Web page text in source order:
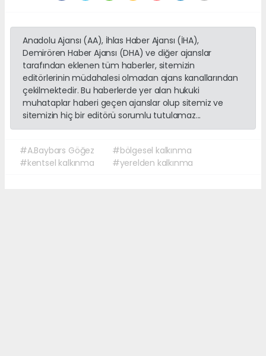
Anadolu Ajansı (AA), İhlas Haber Ajansı (İHA),
Demirören Haber Ajansı (DHA) ve diğer ajanslar
tarafından eklenen tüm haberler, sitemizin
editörlerinin müdahalesi olmadan ajans kanallarından
çekilmektedir. Bu haberlerde yer alan hukuki
muhataplar haberi geçen ajanslar olup sitemiz ve
sitemizin hiç bir editörü sorumlu tutulamaz...
#A.Baybars Göğez
#bölgesel kalkınma
#kentsel kalkınma
#yerelden kalkınma